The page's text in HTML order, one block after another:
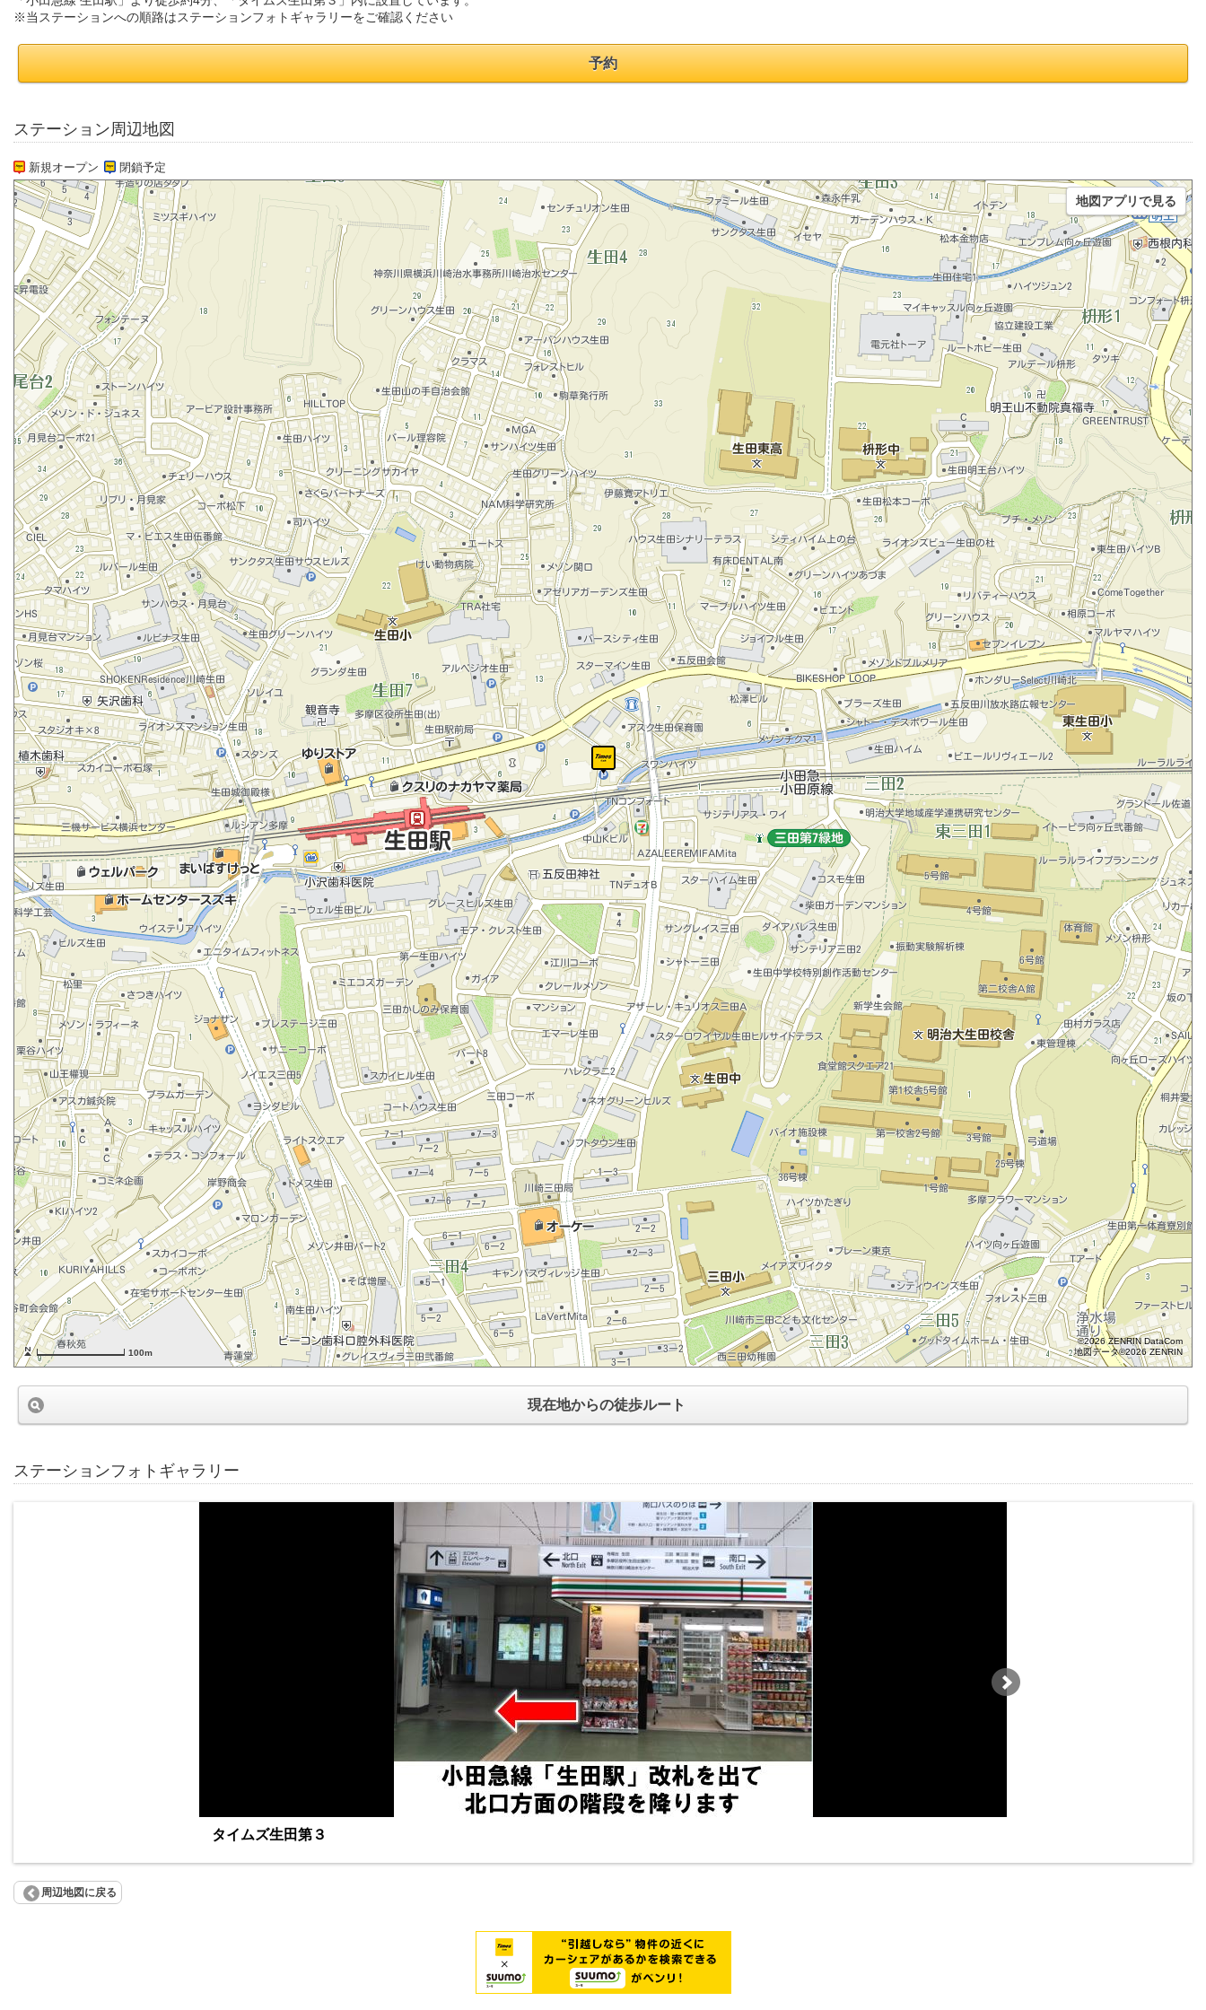
※当ステーションへの順路はステーションフォトギャラリーをご確認ください
予約
ステーション周辺地図
新規オープン 閉鎖予定
100m
©2026 ZENRIN DataCom
地図データ©2026 ZENRIN
地図アプリで見る
現在地からの徒歩ルート
ステーションフォトギャラリー
タイムズ生田第３
周辺地図に戻る